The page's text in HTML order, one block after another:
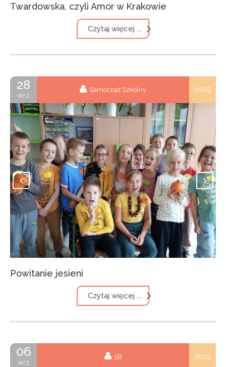
Twardowska, czyli Amor w Krakowie
Czytaj więcej ...
28
wrz
Samorząd Szkolny 2025
Powitanie jesieni
Czytaj więcej ...
06
wrz
5B 2025